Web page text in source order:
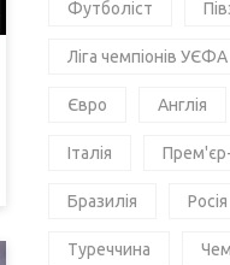
Футболіст
Ліга чемпіонів УЄФА
Євро Англія
Італія Прем'єр-
Бразилія Росія
Туреччина